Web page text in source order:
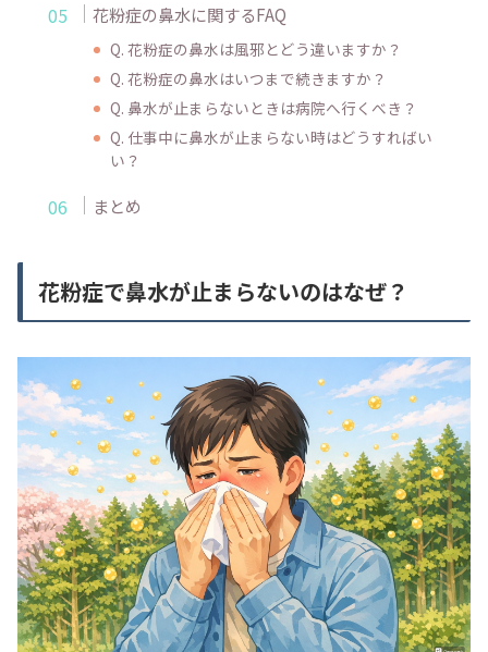
花粉症の鼻水に関するFAQ
Q. 花粉症の鼻水は風邪とどう違いますか？
Q. 花粉症の鼻水はいつまで続きますか？
Q. 鼻水が止まらないときは病院へ行くべき？
Q. 仕事中に鼻水が止まらない時はどうすればい
い？
まとめ
花粉症で鼻水が止まらないのはなぜ？